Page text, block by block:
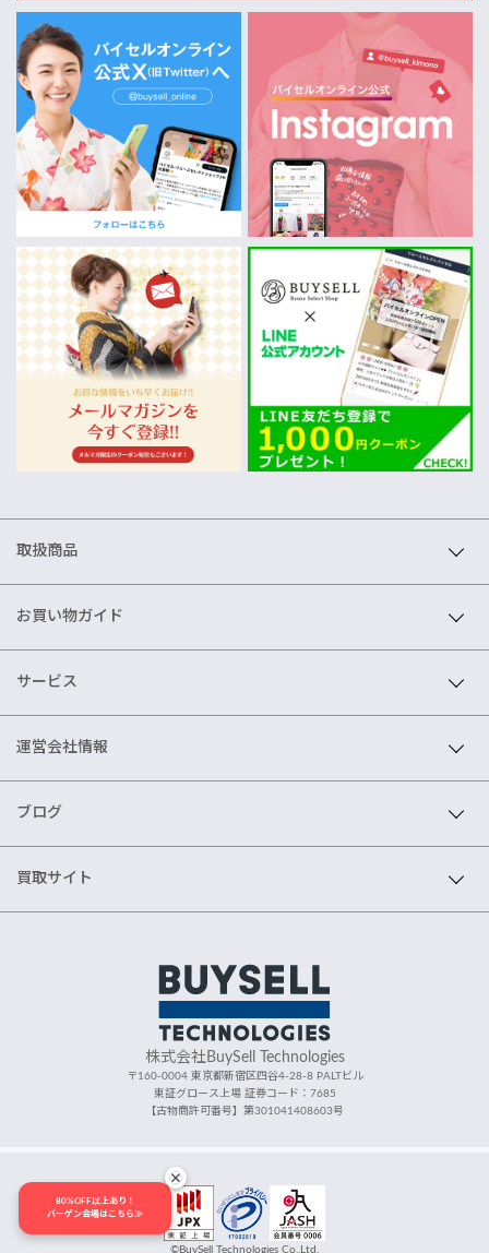
取扱商品
お買い物ガイド
サービス
運営会社情報
ブログ
買取サイト
株式会社BuySell Technologies
〒160-0004 東京都新宿区四谷4-28-8 PALTビル
東証グロース上場 証券コード：7685
【古物商許可番号】第301041408603号
©BuySell Technologies Co.,Ltd.
80%OFF以上あり！
バーゲン会場はこちら≫